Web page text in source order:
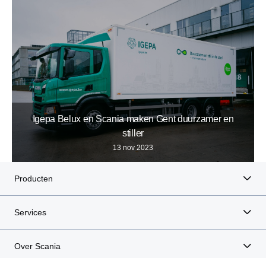
Igepa Belux en Scania maken Gent duurzamer en
stiller
13 nov 2023
Producten
Services
Over Scania